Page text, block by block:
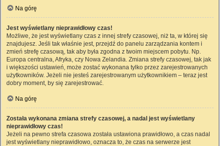
Na górę
Jest wyświetlany nieprawidłowy czas!
Możliwe, że jest wyświetlany czas z innej strefy czasowej, niż ta, w której się
znajdujesz. Jeśli tak właśnie jest, przejdź do panelu zarządzania kontem i
zmień strefę czasową, tak aby była zgodna z twoim miejscem pobytu. Np.
Europa centralna, Afryka, czy Nowa Zelandia. Zmiana strefy czasowej, tak jak
i większości ustawień, może zostać wykonana tylko przez zarejestrowanych
użytkowników. Jeżeli nie jesteś zarejestrowanym użytkownikiem – teraz jest
dobry moment, by się zarejestrować.
Na górę
Została wykonana zmiana strefy czasowej, a nadal jest wyświetlany
nieprawidłowy czas!
Jeżeli na pewno strefa czasowa została ustawiona prawidłowo, a czas nadal
jest wyświetlany nieprawidłowo, oznacza to, że czas na serwerze jest